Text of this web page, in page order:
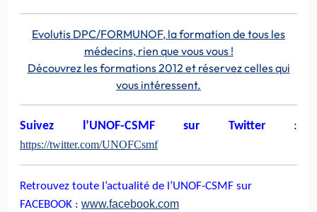
Evolutis DPC/FORMUNOF, la formation de tous les
médecins, rien que vous vous !
Découvrez les formations 2012 et réservez celles qui
vous intéressent.
Suivez l’UNOF-CSMFsur Twitter:
https://twitter.com/UNOFCsmf
Retrouvez toute l’actualité de l’UNOF-CSMF sur
FACEBOOK : www.facebook.com